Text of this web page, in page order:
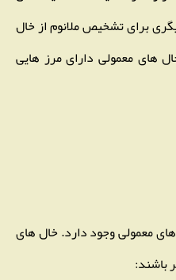
برای تشخیص ملانوم از خال
های معمولی دارای مرز هایی
معمولی وجود دارد. خال های
باشند: